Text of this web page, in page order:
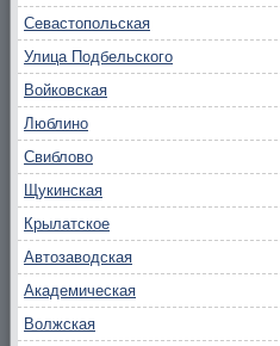
Севастопольская
Улица Подбельского
Войковская
Люблино
Свиблово
Щукинская
Крылатское
Автозаводская
Академическая
Волжская